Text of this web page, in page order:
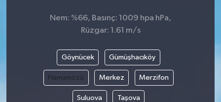
Nem: %66, Basınç: 1009 hpa hPa,
Rüzgar: 1.61 m/s
Göynücek Gümüşhacıköy
Hamamözü Merkez Merzifon
Suluova Taşova